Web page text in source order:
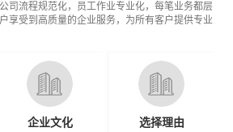
司流程规范化，员工作业专业化，每笔业务都层
享受到高质量的企业服务，为所有客户提供专业
企业文化 选择理由